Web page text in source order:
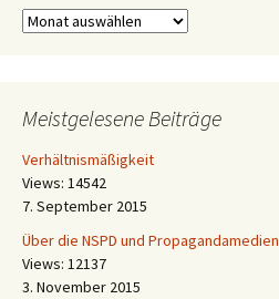
Archiv
Meistgelesene Beiträge
Verhältnismäßigkeit
Views: 14542
7. September 2015
Über die NSPD und Propagandamedien
Views: 12137
3. November 2015